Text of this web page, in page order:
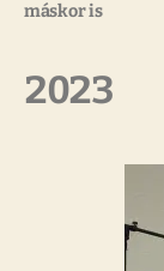
máskor is
2023